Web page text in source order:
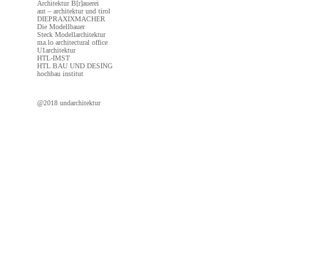
Architektur B[r]auerei
aut – architektur und tirol
DIEPRAXIXMACHER
Die Modellbauer
Steck Modellarchitektur
ma.lo architectural office
U1architektur
HTL-IMST
HTL BAU UND DESING
hochbau institut
@2018 undarchitektur